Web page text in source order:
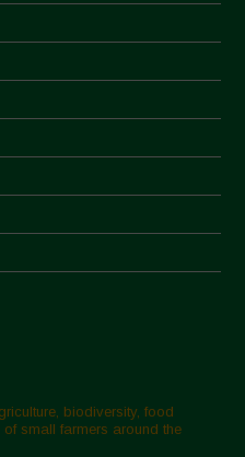
biodiversity, food
small farmers around the